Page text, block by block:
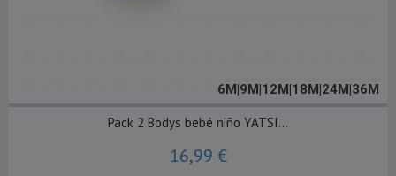
6M|9M|12M|18M|24M|36M
Pack 2 Bodys bebé niño YATSI...
16,99 €